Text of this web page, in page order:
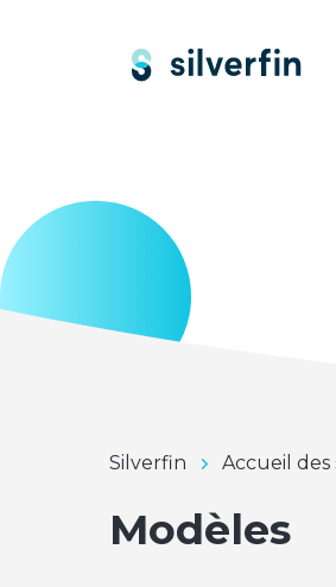
Silverfin Accueil
Modèles